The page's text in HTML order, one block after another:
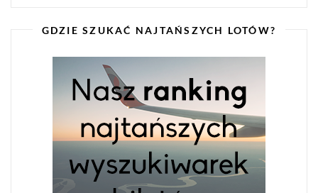
GDZIE SZUKAĆ NAJTAŃSZYCH LOTÓW?